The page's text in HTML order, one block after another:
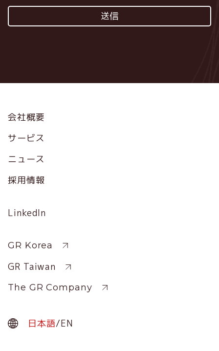
Footer
会社概要
サービス
ニュース
採用情報
Social
Profile
LinkedIn
Sitewide
GR Korea
GR Taiwan
The GR Company
日本語/EN